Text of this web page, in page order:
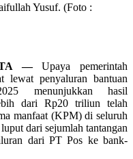
Yusuf. (Foto :
—Upaya pemerintah
lewat penyaluran bantuan
menunjukkan hasil
dari Rp20 triliun telah
manfaat (KPM) di seluruh
dari sejumlah tantangan
dari PT Pos ke bank-